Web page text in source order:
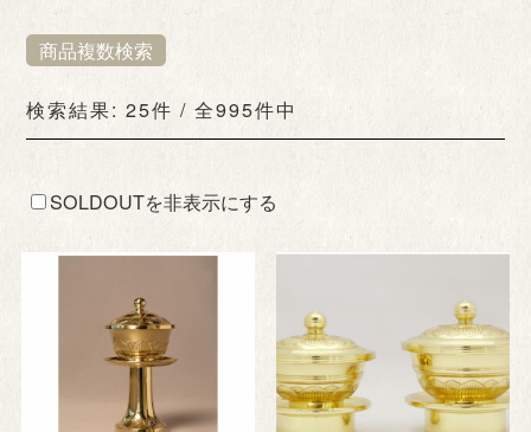
商品複数検索
検索結果: 25件 / 全995件中
SOLDOUTを非表示にする